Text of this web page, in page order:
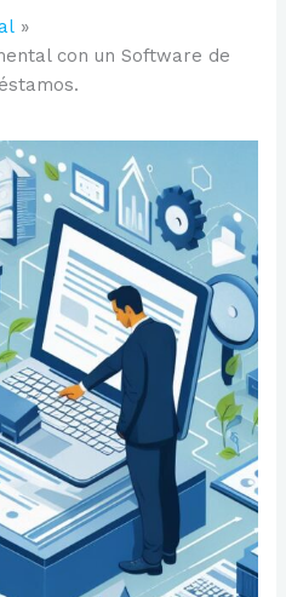
con un Software de